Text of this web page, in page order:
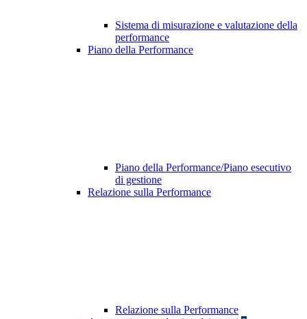
Sistema di misurazione e valutazione della
performance
Piano della Performance
Piano della Performance/Piano esecutivo
di gestione
Relazione sulla Performance
Relazione sulla Performance